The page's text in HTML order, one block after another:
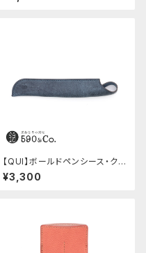
【QUI】ボールドペンシース・ク
ードゥー (ブルー)
¥3,300